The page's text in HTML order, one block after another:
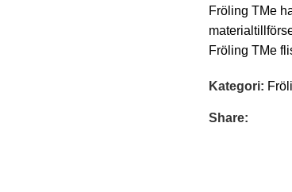
Fröling TMe
Fröling TMe
Kategori:
Share: